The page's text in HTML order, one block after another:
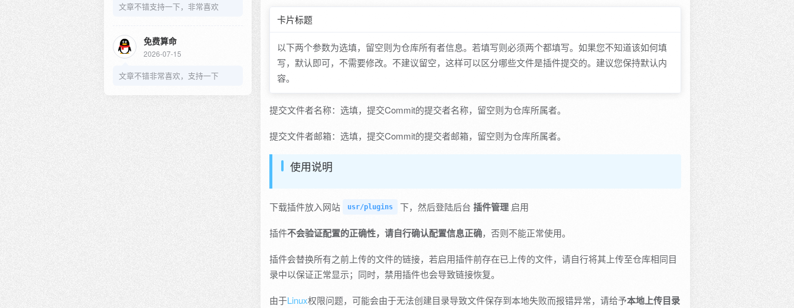
文章不错支持一下，非常喜欢
免费算命
2026-07-15
文章不错非常喜欢，支持一下
卡片标题
以下两个参数为选填，留空则为仓库所有者信息。若填写则必须两个都填写。如果您不知道该如何填
写，默认即可，不需要修改。不建议留空，这样可以区分哪些文件是插件提交的。建议您保持默认内
容。
提交文件者名称：选填，提交Commit的提交者名称，留空则为仓库所属者。
提交文件者邮箱：选填，提交Commit的提交者邮箱，留空则为仓库所属者。
使用说明
下载插件放入网站 usr/plugins 下，然后登陆后台 插件管理 启用
插件不会验证配置的正确性，请自行确认配置信息正确，否则不能正常使用。
插件会替换所有之前上传的文件的链接，若启用插件前存在已上传的文件，请自行将其上传至仓库相同目
录中以保证正常显示；同时，禁用插件也会导致链接恢复。
由于Linux权限问题，可能会由于无法创建目录导致文件保存到本地失败而报错异常，请给予本地上传目录